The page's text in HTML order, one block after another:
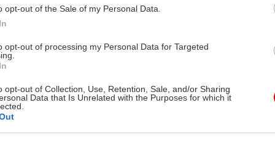
opt-out of the Sale of my Personal Data.
opt-out of processing my Personal Data for Targeted
opt-out of Collection, Use, Retention, Sale, and/or Sharing
Data that Is Unrelated with the Purposes for which it
δεκαετίες ευθυκρισίας και σοβαρού- μη
έργου.
Ο Geoff Eley αποφεύγει αυτού του
ο σημερινός διδάκτωρ ιστορίας στο
για την ιστορία της ευρωπαϊκής αριστεράς
όχι
, αλλά από την ίδια όχθη με τα όσα περιγράφει.
«προγόνους» του. Αυτό θα πει ότι τους χαρίζεται;